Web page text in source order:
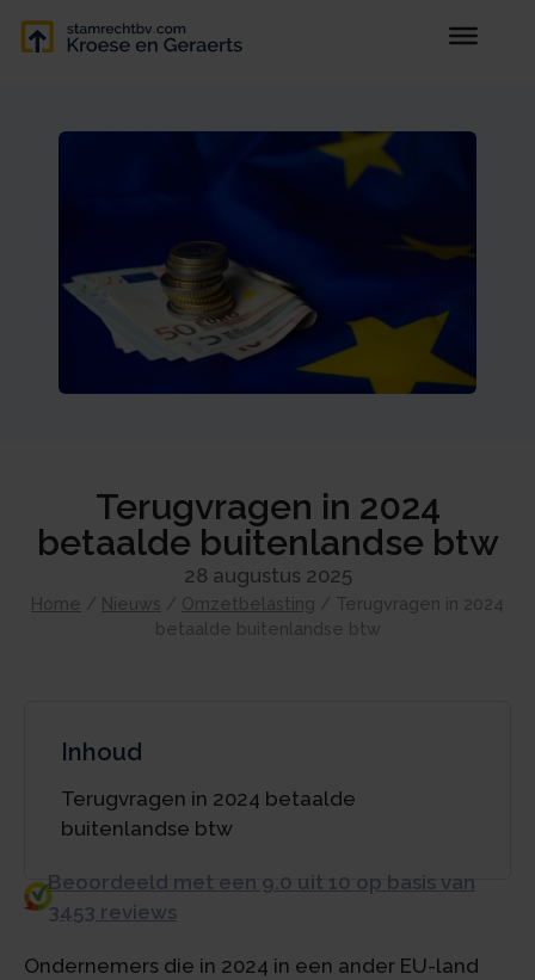
Terugvragen in 2024
betaalde buitenlandse btw
28 augustus 2025
Home / Nieuws / Omzetbelasting / Terugvragen in 2024
betaalde buitenlandse btw
Inhoud
Terugvragen in 2024 betaalde
buitenlandse btw
Beoordeeld met een 9.0 uit 10 op basis van
3453 reviews
Ondernemers die in 2024 in een ander EU-land